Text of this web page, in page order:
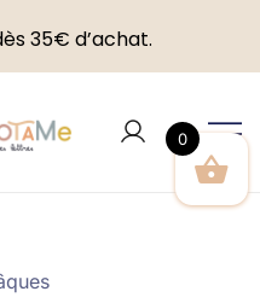
35€ d’achat.
0